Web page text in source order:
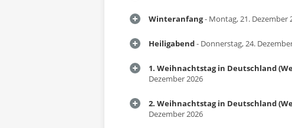
Winteranfang- Montag, 21. Dezember
Heiligabend- Donnerstag, 24.
1. Weihnachtstag in Deutschland
Dezember 2026
2. Weihnachtstag in Deutschland
Dezember 2026